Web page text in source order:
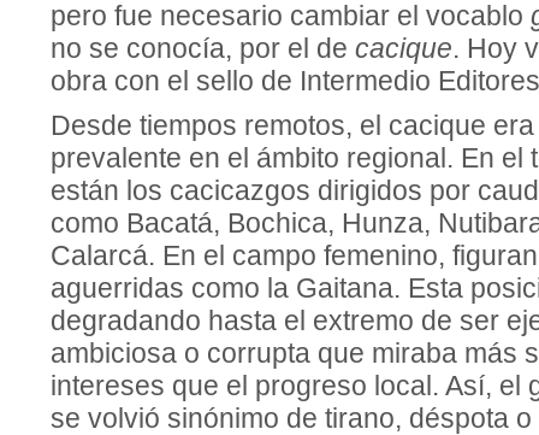
pero fue necesario cambiar el vocablo
no se conocía, por el de cacique. Hoy
obra con el sello de Intermedio
Desde tiempos remotos, el cacique
prevalente en el ámbito regional. En el
están los cacicazgos dirigidos por
como Bacatá, Bochica, Hunza,
Calarcá. En el campo femenino,
aguerridas como la Gaitana. Esta
degradando hasta el extremo de ser
ambiciosa o corrupta que miraba más
intereses que el progreso local. Así, el
se volvió sinónimo de tirano, déspota o